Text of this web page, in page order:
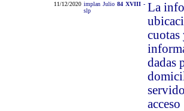
11/12/2020 implan
slp
Julio 84 XVIII - La
cuotas
dadas
acceso